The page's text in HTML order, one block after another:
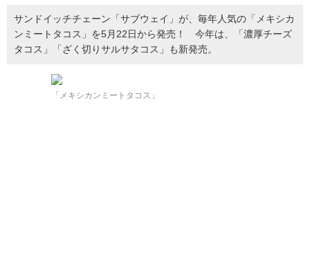
サンドイッチチェーン「サブウェイ」が、毎年人気の「メキシカ
ンミートタコス」を5月22日から発売！ 今年は、「濃厚チーズ
タコス」「ざく切りサルサタコス」も新発売。
「メキシカンミートタコス」